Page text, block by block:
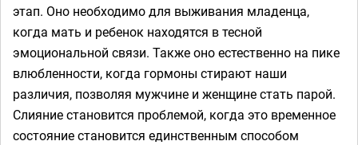
этап. Оно необходимо для выживания младенца,
когда мать и ребенок находятся в тесной
эмоциональной связи. Также оно естественно на пике
влюбленности, когда гормоны стирают наши
различия, позволяя мужчине и женщине стать парой.
Слияние становится проблемой, когда это временное
состояние становится единственным способом